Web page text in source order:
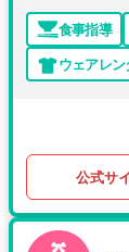
食事指導
ウェアレン
公式サ